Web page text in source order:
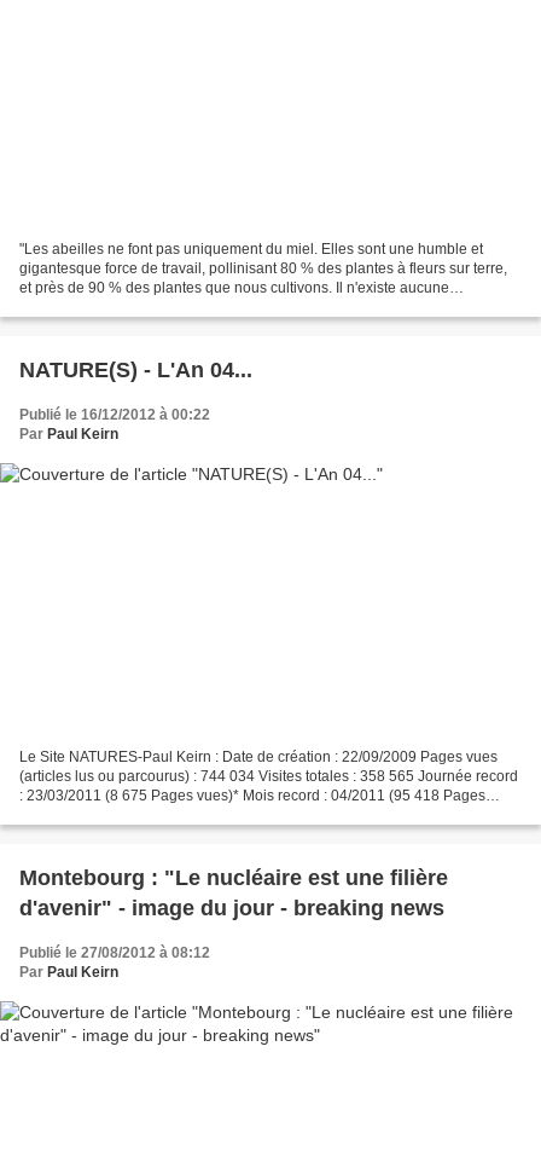
"Les abeilles ne font pas uniquement du miel. Elles sont une humble et
gigantesque force de travail, pollinisant 80 % des plantes à fleurs sur terre,
et près de 90 % des plantes que nous cultivons. Il n'existe aucune
NATURE(S) - L'An 04...
Publié le 16/12/2012 à 00:22
Par Paul Keirn
Le Site NATURES-Paul Keirn : Date de création : 22/09/2009 Pages vues
(articles lus ou parcourus) : 744 034 Visites totales : 358 565 Journée record
: 23/03/2011 (8 675 Pages vues)* Mois record : 04/2011 (95 418 Pages
Montebourg : "Le nucléaire est une filière
d'avenir" - image du jour - breaking news
Publié le 27/08/2012 à 08:12
Par Paul Keirn